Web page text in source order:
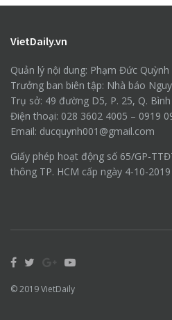
VietDaily.vn
Quản lý nội dung: Phạm Đức Quỳnh
Trưởng ban biên tập: Nhà báo
Trụ sở: 49 đường D5, P. 25, Q.
Điện thoại: 028 3602 4005 – 0919
Email: ducquynh001@gmail.com
Giấy phép hoạt động số 65/GP-
thông TP. HCM cấp ngày 4-10-2019
© 2019VietDaily